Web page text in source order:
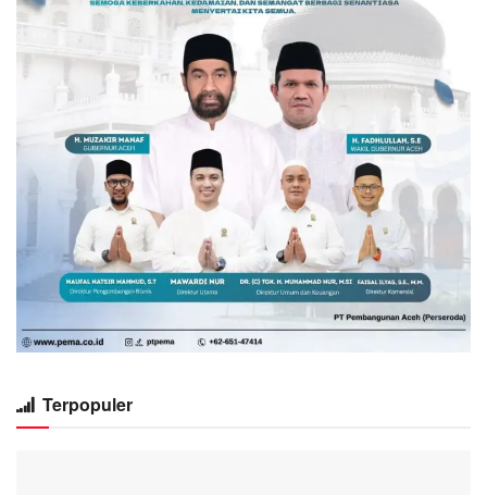
Terpopuler